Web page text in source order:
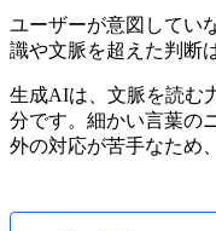
ユーザーが意図してい
識や文脈を超えた判断
生成AIは、文脈を読む
分です。細かい言葉の
外の対応が苦手なため